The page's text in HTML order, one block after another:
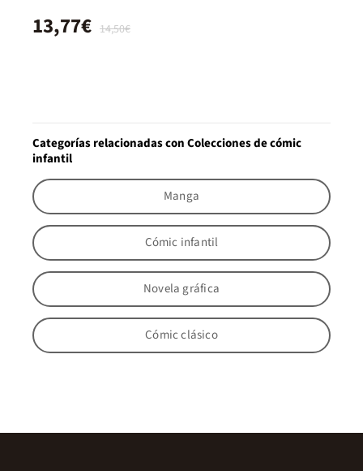
14,50€
13,77€
Categorías relacionadas con Colecciones de cómic
infantil
Manga
Cómic infantil
Novela gráfica
Cómic clásico